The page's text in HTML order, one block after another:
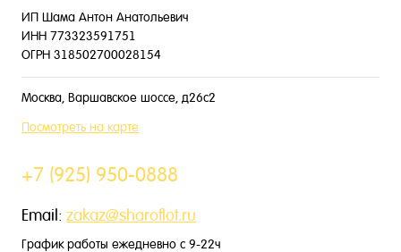
ИП Шама Антон Анатольевич
ИНН 773323591751
ОГРН 318502700028154
Москва, Варшавское шоссе, д26с2
Посмотреть на карте
+7 (925) 950-0888
Email: zakaz@sharoflot.ru
График работы ежедневно с 9-22ч